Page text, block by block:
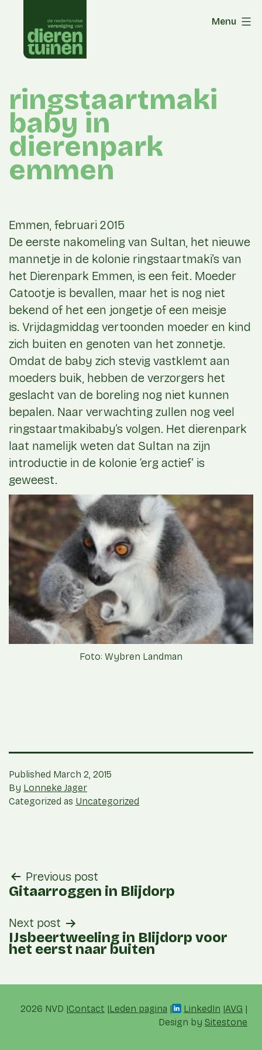
content
Menu
ringstaartmaki
baby in
dierenpark
emmen
Emmen, februari 2015
De eerste nakomeling van Sultan, het nieuwe
mannetje in de kolonie ringstaartmaki’s van
het Dierenpark Emmen, is een feit. Moeder
Catootje is bevallen, maar het is nog niet
bekend of het een jongetje of een meisje
is. Vrijdagmiddag vertoonden moeder en kind
zich buiten en genoten van het zonnetje.
Omdat de baby zich stevig vastklemt aan
moeders buik, hebben de verzorgers het
geslacht van de boreling nog niet kunnen
bepalen. Naar verwachting zullen nog veel
ringstaartmakibaby’s volgen. Het dierenpark
laat namelijk weten dat Sultan na zijn
introductie in de kolonie ‘erg actief’ is
geweest.
Foto: Wybren Landman
Published March 2, 2015
By Lonneke Jager
Categorized as Uncategorized
post
navigation
Previous post
Gitaarroggen in Blijdorp
Next post
IJsbeertweeling in Blijdorp voor
het eerst naar buiten
2026 NVD Contact Leden pagina LinkedIn AVG
Design by Sitestone